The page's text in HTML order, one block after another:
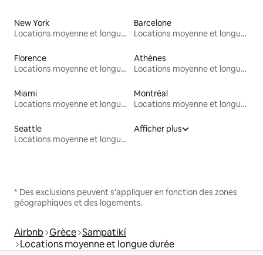
New York
Locations moyenne et longue durée
Barcelone
Locations moyenne et longue durée
Florence
Locations moyenne et longue durée
Athènes
Locations moyenne et longue durée
Miami
Locations moyenne et longue durée
Montréal
Locations moyenne et longue durée
Seattle
Locations moyenne et longue durée
Afficher plus
* Des exclusions peuvent s'appliquer en fonction des zones
géographiques et des logements.
Airbnb Grèce Sampatikí
Locations moyenne et longue durée